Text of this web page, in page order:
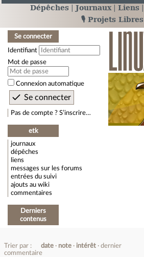
Dépêches Journaux Liens
🎙️ Projets Libres
Se connecter
Identifiant
Mot de passe
Connexion automatique
Pas de compte ? S’inscrire…
etk
journaux
dépêches
liens
messages sur les forums
entrées du suivi
ajouts au wiki
commentaires
Derniers
contenus
Trier par : date note intérêt
dernier
commentaire